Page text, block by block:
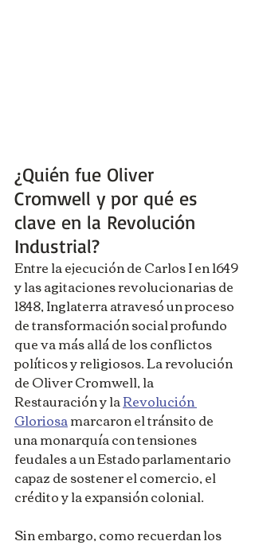
¿Quién fue Oliver
Cromwell y por qué es
clave en la Revolución
Industrial?
Entre la ejecución de Carlos I en 1649
y las agitaciones revolucionarias de
1848, Inglaterra atravesó un proceso
de transformación social profundo
que va más allá de los conflictos
políticos y religiosos. La revolución
de Oliver Cromwell, la
Restauración y la Revolución
Gloriosa marcaron el tránsito de
una monarquía con tensiones
feudales a un Estado parlamentario
capaz de sostener el comercio, el
crédito y la expansión colonial.
Sin embargo, como recuerdan los